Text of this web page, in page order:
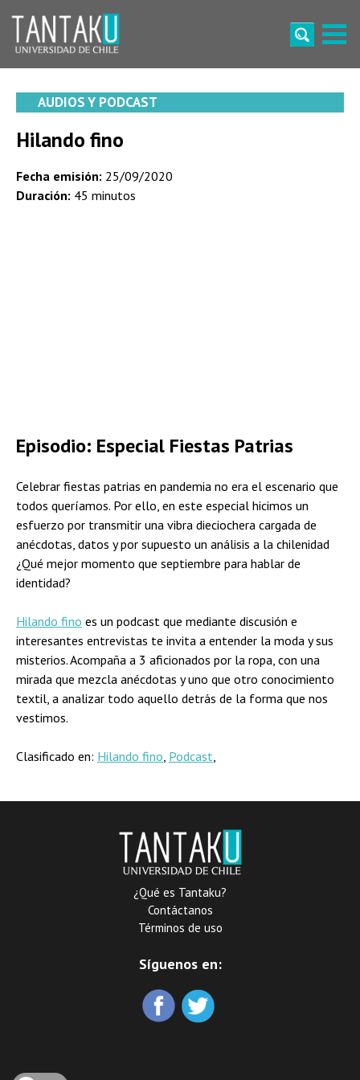
content
AUDIOS Y PODCAST
Hilando fino
Fecha emisión: 25/09/2020
Duración: 45 minutos
Episodio: Especial Fiestas Patrias
Celebrar fiestas patrias en pandemia no era el escenario que
todos queríamos. Por ello, en este especial hicimos un
esfuerzo por transmitir una vibra dieciochera cargada de
anécdotas, datos y por supuesto un análisis a la chilenidad
¿Qué mejor momento que septiembre para hablar de
identidad?
Hilando fino es un podcast que mediante discusión e
interesantes entrevistas te invita a entender la moda y sus
misterios. Acompaña a 3 aficionados por la ropa, con una
mirada que mezcla anécdotas y uno que otro conocimiento
textil, a analizar todo aquello detrás de la forma que nos
vestimos.
Clasificado en: Hilando fino, Podcast,
¿Qué es Tantaku?
Contáctanos
Términos de uso
Síguenos en: